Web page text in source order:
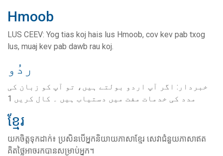
Hmoob
LUS CEEV: Yog tias koj hais lus Hmoob, cov kev pab txog
lus, muaj kev pab dawb rau koj.
ردُو
خبردار: اگر آپ اردو بولتے ہیں، تو آپ کو زبان کی
مدد کی خدمات مفت میں دستیاب ہیں ۔ کال کریں 1
ខ្មែរ
យកចិត្តទុកដាក់៖ ប្រសិនបើអ្នកនិយាយភាសាខ្មែរ សេវាជំនួយភាសាឥត
គិតថ្លៃអាចរកបានសម្រាប់អ្នក។